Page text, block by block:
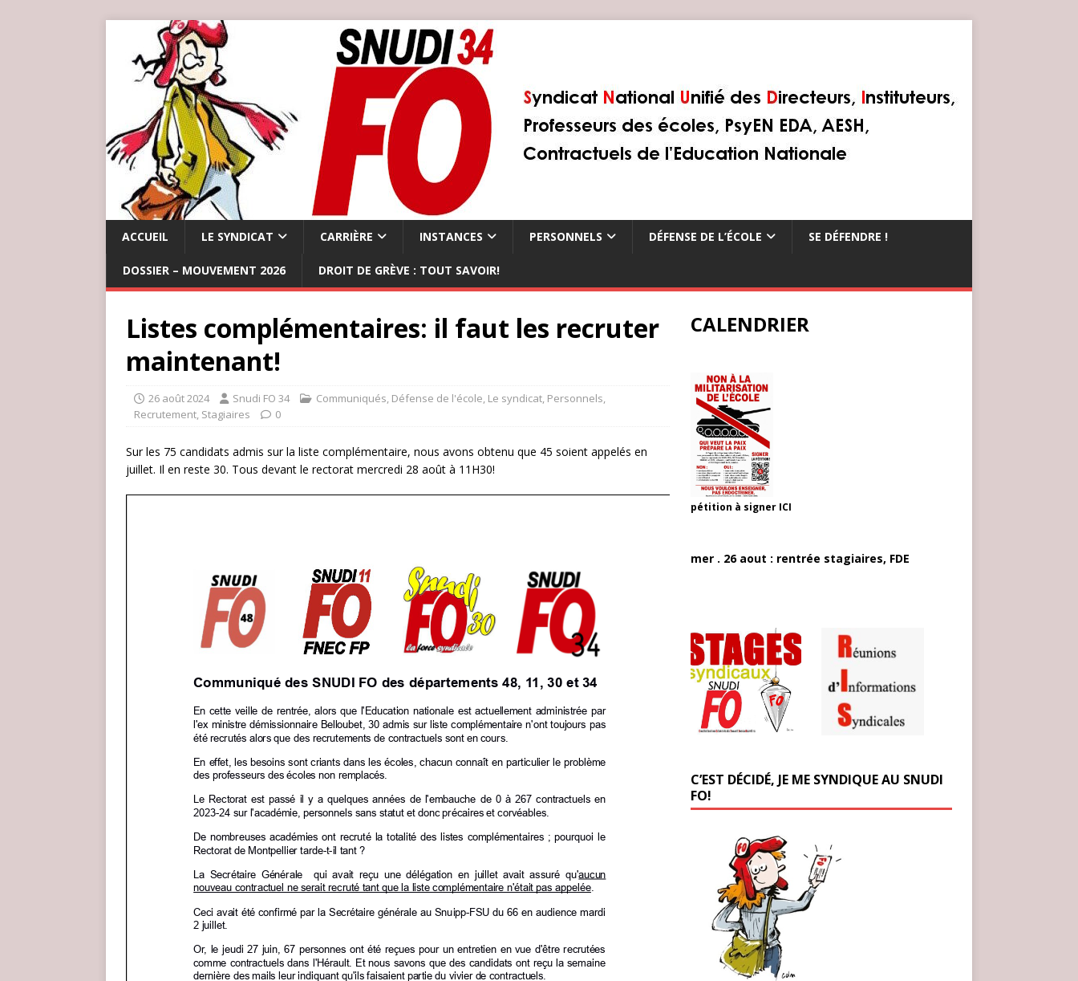
ACCUEIL LE SYNDICAT CARRIÈRE INSTANCES PERSONNELS DÉFENSE DE L’ÉCOLE SE DÉFENDRE !
DOSSIER – MOUVEMENT 2026 DROIT DE GRÈVE : TOUT SAVOIR!
Listes complémentaires: il faut les recruter
maintenant!
26 août 2024 Snudi FO 34 Communiqués, Défense de l'école, Le syndicat, Personnels,
Recrutement, Stagiaires 0
Sur les 75 candidats admis sur la liste complémentaire, nous avons obtenu que 45 soient appelés en
juillet. Il en reste 30. Tous devant le rectorat mercredi 28 août à 11H30!
CALENDRIER
pétition à signer ICI
mer . 26 aout : rentrée stagiaires, FDE
C’EST DÉCIDÉ, JE ME SYNDIQUE AU SNUDI
FO!